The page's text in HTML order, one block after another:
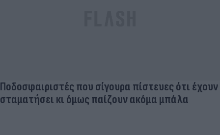
Ποδοσφαιριστές που σίγουρα πίστευες ότι έχουν
σταματήσει κι όμως παίζουν ακόμα μπάλα